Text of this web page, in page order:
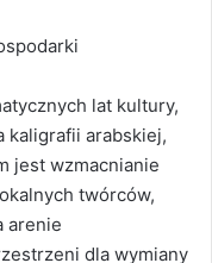
lat kultury,
kaligrafii arabskiej,
jest wzmacnianie
twórców,
arenie
dla wymiany